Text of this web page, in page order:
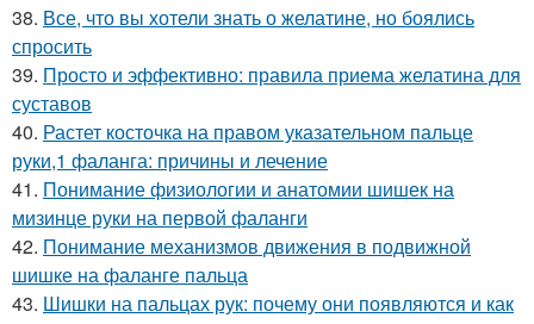
38. Все, что вы хотели знать о желатине, но боялись
спросить
39. Просто и эффективно: правила приема желатина для
суставов
40. Растет косточка на правом указательном пальце
руки,1 фаланга: причины и лечение
41. Понимание физиологии и анатомии шишек на
мизинце руки на первой фаланги
42. Понимание механизмов движения в подвижной
шишке на фаланге пальца
43. Шишки на пальцах рук: почему они появляются и как